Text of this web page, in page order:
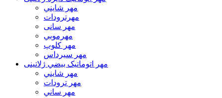
مهر شايني
مهرترودات
مهر سانی
مهرموبي
مهر كلوپ
مهر سيرداس
مهر اتوماتیک بيضي ژلاتینی
مهر شايني
مهر ترودات
مهر ساني